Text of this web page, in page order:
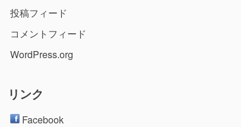
投稿フィード
コメントフィード
WordPress.org
リンク
Facebook